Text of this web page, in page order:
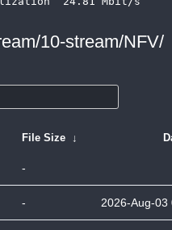
10-stream/NFV/
File Size ↓
-
- 2026-Aug-03